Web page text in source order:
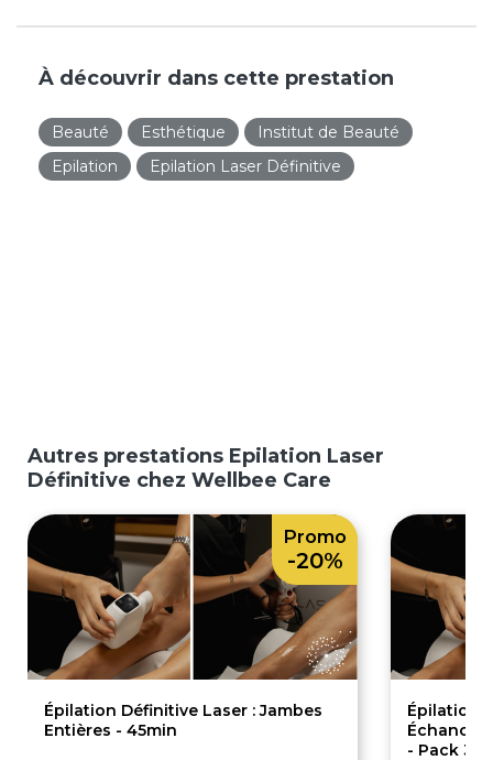
À découvrir dans cette prestation
Beauté Esthétique
Institut de Beauté
Epilation
Epilation Laser Définitive
Autres prestations Epilation Laser
Définitive chez Wellbee Care
Épilation Définitive Laser : Jambes
Entières - 45min
Promo
-20%
Épilation
Échancré
- Pack 3